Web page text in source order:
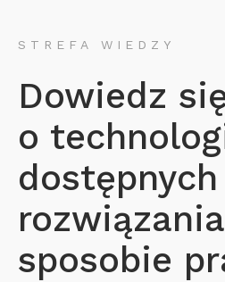
STREFA WIEDZY
Dowiedz
o
dostępnych
sposobie